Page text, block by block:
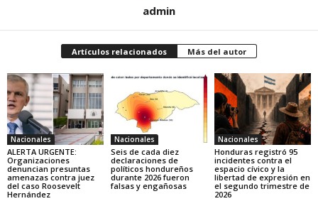
admin
Artículos relacionados Más del autor
Nacionales
ALERTA URGENTE:
Organizaciones
denuncian presuntas
amenazas contra juez
del caso Roosevelt
Hernández
Nacionales
Seis de cada diez
declaraciones de
políticos hondureños
durante 2026 fueron
falsas y engañosas
Nacionales
Honduras registró 95
incidentes contra el
espacio cívico y la
libertad de expresión en
el segundo trimestre de
2026